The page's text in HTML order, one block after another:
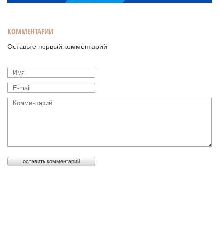
КОММЕНТАРИИ
Оставьте первый комментарий